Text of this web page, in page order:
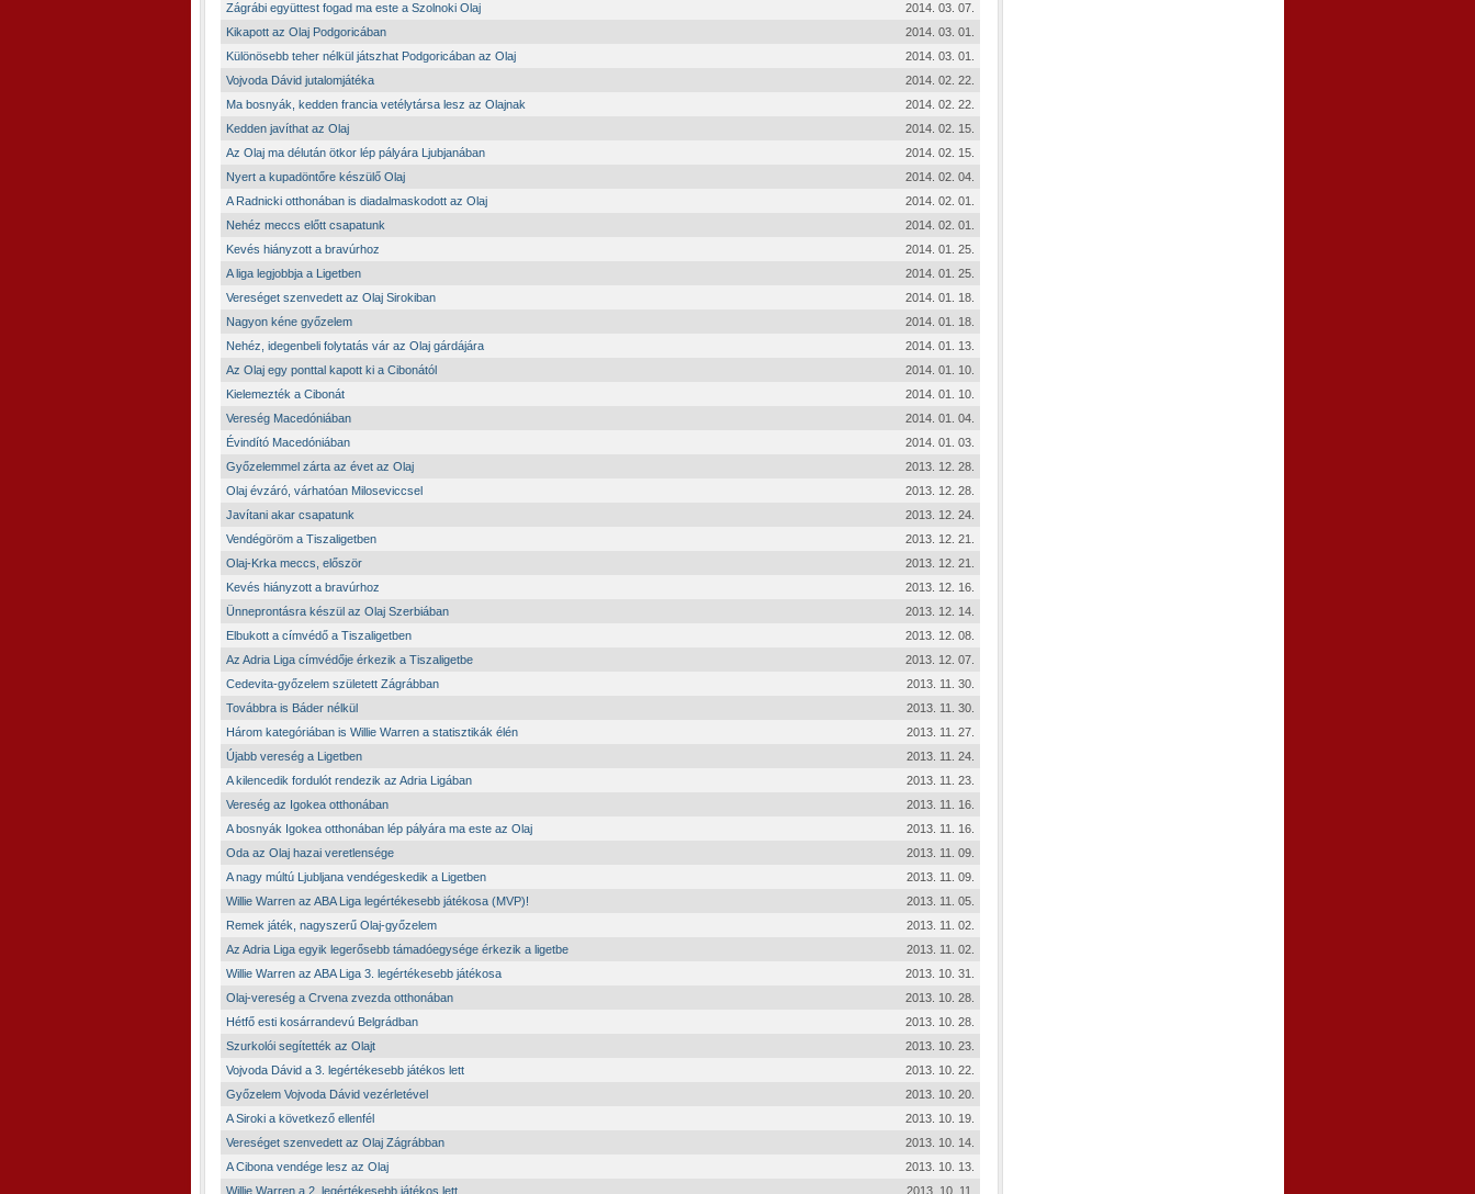
Zágrábi együttest fogad ma este a Szolnoki Olaj
2014. 03. 07.
Kikapott az Olaj Podgoricában
2014. 03. 01.
Különösebb teher nélkül játszhat Podgoricában az Olaj
2014. 03. 01.
Vojvoda Dávid jutalomjátéka
2014. 02. 22.
Ma bosnyák, kedden francia vetélytársa lesz az Olajnak
2014. 02. 22.
Kedden javíthat az Olaj
2014. 02. 15.
Az Olaj ma délután ötkor lép pályára Ljubjanában
2014. 02. 15.
Nyert a kupadöntőre készülő Olaj
2014. 02. 04.
A Radnicki otthonában is diadalmaskodott az Olaj
2014. 02. 01.
Nehéz meccs előtt csapatunk
2014. 02. 01.
Kevés hiányzott a bravúrhoz
2014. 01. 25.
A liga legjobbja a Ligetben
2014. 01. 25.
Vereséget szenvedett az Olaj Sirokiban
2014. 01. 18.
Nagyon kéne győzelem
2014. 01. 18.
Nehéz, idegenbeli folytatás vár az Olaj gárdájára
2014. 01. 13.
Az Olaj egy ponttal kapott ki a Cibonától
2014. 01. 10.
Kielemezték a Cibonát
2014. 01. 10.
Vereség Macedóniában
2014. 01. 04.
Évindító Macedóniában
2014. 01. 03.
Győzelemmel zárta az évet az Olaj
2013. 12. 28.
Olaj évzáró, várhatóan Miloseviccsel
2013. 12. 28.
Javítani akar csapatunk
2013. 12. 24.
Vendégöröm a Tiszaligetben
2013. 12. 21.
Olaj-Krka meccs, először
2013. 12. 21.
Kevés hiányzott a bravúrhoz
2013. 12. 16.
Ünneprontásra készül az Olaj Szerbiában
2013. 12. 14.
Elbukott a címvédő a Tiszaligetben
2013. 12. 08.
Az Adria Liga címvédője érkezik a Tiszaligetbe
2013. 12. 07.
Cedevita-győzelem született Zágrábban
2013. 11. 30.
Továbbra is Báder nélkül
2013. 11. 30.
Három kategóriában is Willie Warren a statisztikák élén
2013. 11. 27.
Újabb vereség a Ligetben
2013. 11. 24.
A kilencedik fordulót rendezik az Adria Ligában
2013. 11. 23.
Vereség az Igokea otthonában
2013. 11. 16.
A bosnyák Igokea otthonában lép pályára ma este az Olaj
2013. 11. 16.
Oda az Olaj hazai veretlensége
2013. 11. 09.
A nagy múltú Ljubljana vendégeskedik a Ligetben
2013. 11. 09.
Willie Warren az ABA Liga legértékesebb játékosa (MVP)!
2013. 11. 05.
Remek játék, nagyszerű Olaj-győzelem
2013. 11. 02.
Az Adria Liga egyik legerősebb támadóegysége érkezik a ligetbe
2013. 11. 02.
Willie Warren az ABA Liga 3. legértékesebb játékosa
2013. 10. 31.
Olaj-vereség a Crvena zvezda otthonában
2013. 10. 28.
Hétfő esti kosárrandevú Belgrádban
2013. 10. 28.
Szurkolói segítették az Olajt
2013. 10. 23.
Vojvoda Dávid a 3. legértékesebb játékos lett
2013. 10. 22.
Győzelem Vojvoda Dávid vezérletével
2013. 10. 20.
A Siroki a következő ellenfél
2013. 10. 19.
Vereséget szenvedett az Olaj Zágrábban
2013. 10. 14.
A Cibona vendége lesz az Olaj
2013. 10. 13.
Willie Warren a 2. legértékesebb játékos lett
2013. 10. 11.